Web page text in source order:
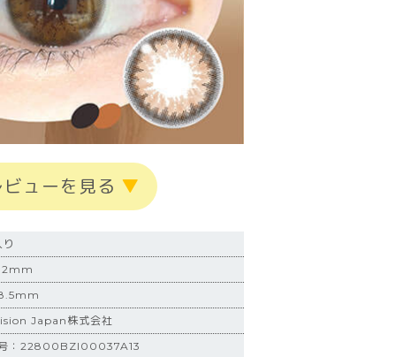
ューを見る ▼
Japan株式会社
：22800BZI00037A13